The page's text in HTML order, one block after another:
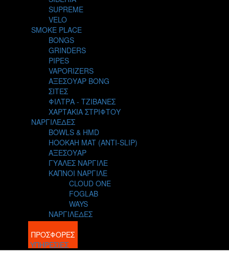
SUPREME
VELO
SMOKE PLACE
BONGS
GRINDERS
PIPES
VAPORIZERS
ΑΞΕΣΟΥΑΡ BONG
ΣΙΤΕΣ
ΦΙΛΤΡΑ - ΤΖΙΒΑΝΕΣ
ΧΑΡΤΑΚΙΑ ΣΤΡΙΦΤΟΥ
ΝΑΡΓΙΛΕΔΕΣ
BOWLS & HMD
HOOKAH MAT (ANTI-SLIP)
ΑΞΕΣΟΥΑΡ
ΓΥΑΛΕΣ ΝΑΡΓΙΛΕ
ΚΑΠΝΟΙ ΝΑΡΓΙΛΕ
CLOUD ONE
FOGLAB
WAYS
ΝΑΡΓΙΛΕΔΕΣ
BLOG
ΠΡΟΣΦΟΡΕΣ
ΥΠΗΡΕΣΙΕΣ